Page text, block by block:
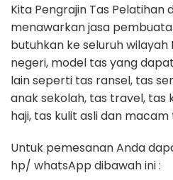
Kita Pengrajin Tas Pelatihan
menawarkan jasa
butuhkan ke seluruh
negeri, model tas yang
lain seperti tas ransel, tas
anak sekolah, tas travel, tas
haji, tas kulit asli dan macam
Untuk pemesanan Anda
hp/ whatsApp dibawah ini :